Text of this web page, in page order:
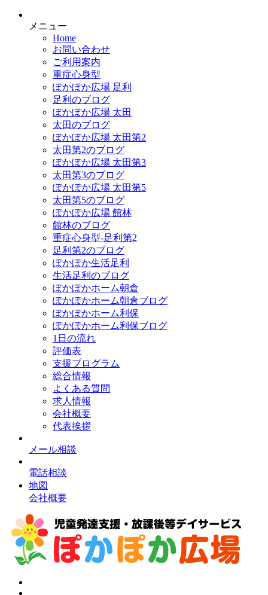
メニュー
Home
お問い合わせ
ご利用案内
重症心身型
ぽかぽか広場 足利
足利のブログ
ぽかぽか広場 太田
太田のブログ
ぽかぽか広場 太田第2
太田第2のブログ
ぽかぽか広場 太田第3
太田第3のブログ
ぽかぽか広場 太田第5
太田第5のブログ
ぽかぽか広場 館林
館林のブログ
重症心身型-足利第2
足利第2のブログ
ぽかぽか生活足利
生活足利のブログ
ぽかぽかホーム朝倉
ぽかぽかホーム朝倉ブログ
ぽかぽかホーム利保
ぽかぽかホーム利保ブログ
1日の流れ
評価表
支援プログラム
総合情報
よくある質問
求人情報
会社概要
代表挨拶
メール相談
電話相談
地図
会社概要